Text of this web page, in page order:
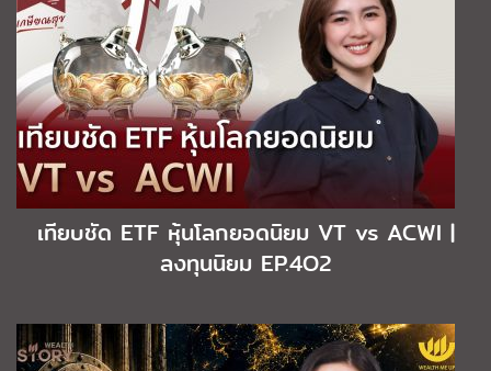
เทียบชัด ETF หุ้นโลกยอดนิยม VT vs ACWI |
ลงทุนนิยม EP.4O2